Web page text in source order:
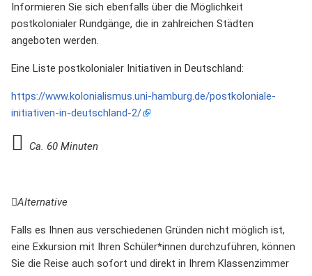
Informieren Sie sich ebenfalls über die Möglichkeit
postkolonialer Rundgänge, die in zahlreichen Städten
angeboten werden.
Eine Liste postkolonialer Initiativen in Deutschland:
https://www.kolonialismus.uni-hamburg.de/postkoloniale-
initiativen-in-deutschland-2/
Ca. 60 Minuten
Alternative
Falls es Ihnen aus verschiedenen Gründen nicht möglich ist,
eine Exkursion mit Ihren Schüler*innen durchzuführen, können
Sie die Reise auch sofort und direkt in Ihrem Klassenzimmer